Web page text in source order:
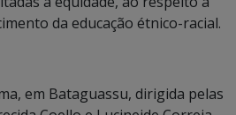
da educação étnico-racial.
em Bataguassu, dirigida pelas